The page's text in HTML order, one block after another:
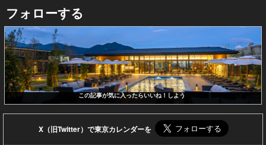
フォローする
この記事が気に入ったらいいね！しよう
X（旧Twitter）で東京カレンダーを